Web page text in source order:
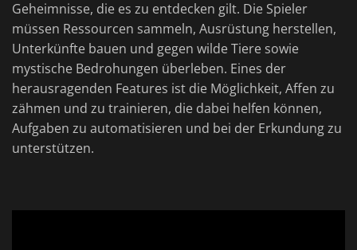
Geheimnisse, die es zu entdecken gilt. Die Spieler
müssen Ressourcen sammeln, Ausrüstung herstellen,
Unterkünfte bauen und gegen wilde Tiere sowie
mystische Bedrohungen überleben. Eines der
herausragenden Features ist die Möglichkeit, Affen zu
zähmen und zu trainieren, die dabei helfen können,
Aufgaben zu automatisieren und bei der Erkundung zu
unterstützen.